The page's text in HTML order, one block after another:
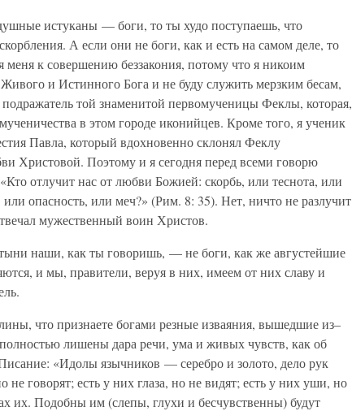
истуканы — боги, то ты худо поступаешь, что
А если они не боги, как и есть на самом деле, то
меня к совершению беззакония, потому что я никоим
Живого и Истинного Бога и не буду служить мерзким бесам,
той знаменитой первомученицы Феклы, которая,
в этом городе иконийцев. Кроме того, я ученик
Павла, который вдохновенно склонял Феклу
Христовой. Поэтому и я сегодня перед всеми говорю
отлучит нас от любви Божией: скорбь, или теснота, или
опасность, или меч?» (Рим. 8: 35). Нет, ничто не разлучит
мужественный воин Христов.
наши, как ты говоришь, — не боги, как же августейшие
и мы, правители, веруя в них, имеем от них славу и
что признаете богами резные изваяния, вышедшие из–
лишены дара речи, ума и живых чувств, как об
«Идолы язычников — серебро и золото, дело рук
не говорят; есть у них глаза, но не видят; есть у них уши, но
их. Подобны им (слепы, глухи и бесчувственны) будут